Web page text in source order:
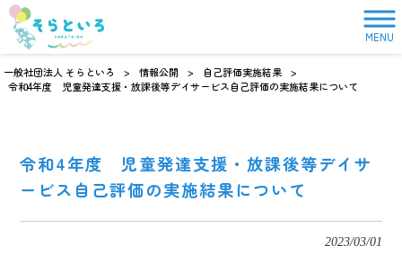
MENU
一般社団法人 そらといろ > 情報公開 > 自己評価実施結果
>
令和4年度 児童発達支援・放課後等デイサービス自己評価の実施結果について
令和4年度 児童発達支援・放課後等デイサ
ービス自己評価の実施結果について
2023/03/01